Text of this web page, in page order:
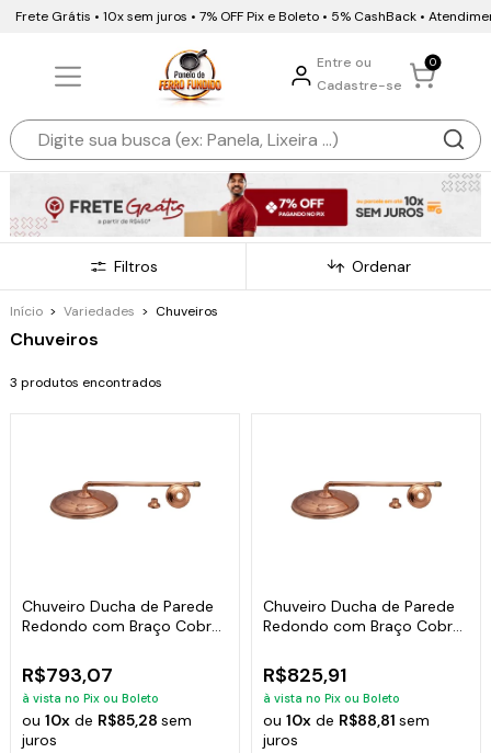
Frete Grátis • 10x sem juros • 7% OFF Pix e Boleto • 5% CashBack •
Entre ou
Cadastre-se
0
Filtros Ordenar
Início > Variedades > Chuveiros
Chuveiros
3 produtos encontrados
Chuveiro Ducha de Parede
Redondo com Braço Cobre
R$793,07
à vista no Pix ou Boleto
ou10x de R$85,28sem
juros
Chuveiro Ducha de Parede
Redondo com Braço Cobre
R$825,91
à vista no Pix ou Boleto
ou 10xde R$88,81 sem
juros